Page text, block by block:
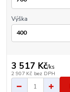
Výška
3 517 Kč/ks
2 907 Kč bez DPH